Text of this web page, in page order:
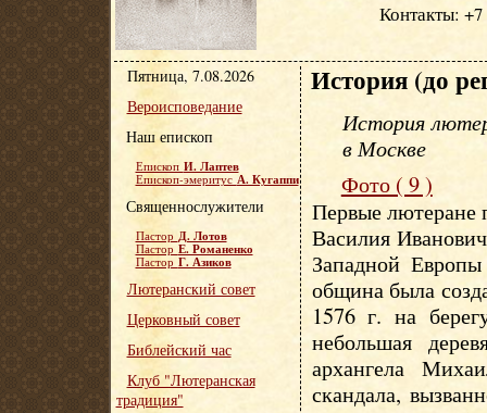
Контакты: +7
История (до
История
в Москве
Фото ( 9 )
Первые лютеране
Василия
Западной
община была
1576 г. на
небольшая
архангела
скандала,
Пятница, 7.08.2026
Вероисповедание
Наш епископ
Епископ И. Лаптев
Епископ-эмеритус А. Кугаппи
Священнослужители
Пастор Д. Лотов
Пастор Е. Романенко
Пастор Г. Азиков
Лютеранский совет
Церковный совет
Библейский час
Клуб "Лютеранская
традиция"